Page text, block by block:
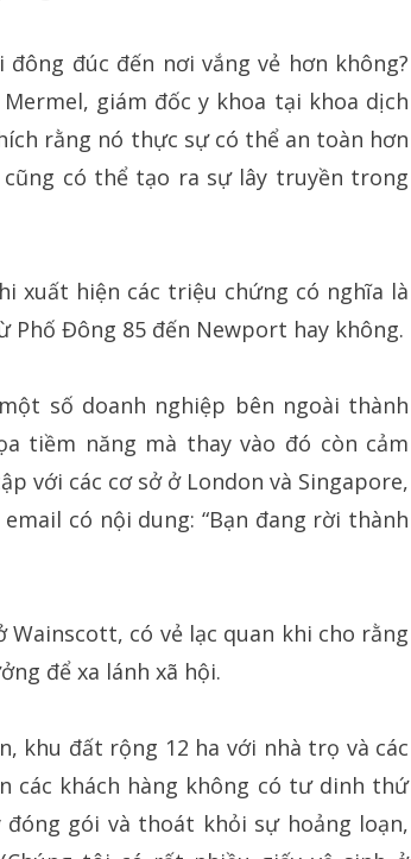
đúc đến nơi vắng vẻ hơn không?
giám đốc y khoa tại khoa dịch
rằng nó thực sự có thể an toàn hơn
có thể tạo ra sự lây truyền trong
xuất hiện các triệu chứng có nghĩa là
Đông 85 đến Newport hay không.
số doanh nghiệp bên ngoài thành
tiềm năng mà thay vào đó còn cảm
với các cơ sở ở London và Singapore,
có nội dung: “Bạn đang rời thành
có vẻ lạc quan khi cho rằng
để xa lánh xã hội.
khu đất rộng 12 ha với nhà trọ và các
các khách hàng không có tư dinh thứ
gói và thoát khỏi sự hoảng loạn,